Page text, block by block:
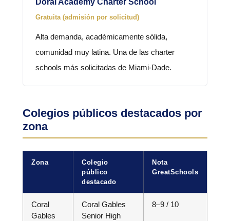
Doral Academy Charter School
Gratuita (admisión por solicitud)
Alta demanda, académicamente sólida,
comunidad muy latina. Una de las charter
schools más solicitadas de Miami-Dade.
Colegios públicos destacados por
zona
Zona
Colegio
público
destacado
Nota
GreatSchools
Coral
Gables
Coral Gables
Senior High
8–9 / 10